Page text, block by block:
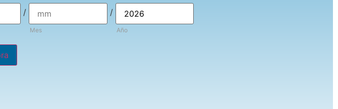
/
Mes
/
Año